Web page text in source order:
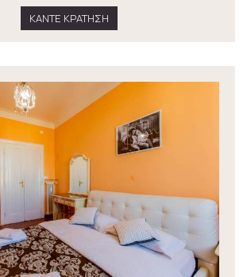
ΚΆΝΤΕ ΚΡΆΤΗΣΗ